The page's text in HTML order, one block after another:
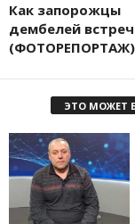
Как запорожцы
дембелей
(ФОТОРЕПОРТАЖ)
ЭТО МОЖЕТ